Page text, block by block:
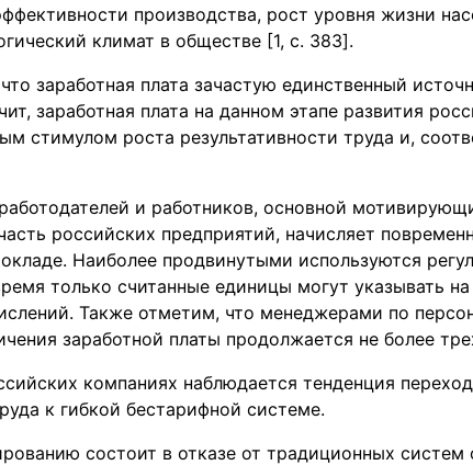
производства, рост уровня жизни
климат в обществе [1, c. 383].
заработная плата зачастую единственный
заработная плата на данном этапе развития
стимулом роста результативности труда и,
и работников, основной
российских предприятий, начисляет
Наиболее продвинутыми используются
только считанные единицы могут указывать на
Также отметим, что менеджерами по
заработной платы продолжается не более
компаниях наблюдается тенденция
к гибкой бестарифной системе.
состоит в отказе от традиционных систем